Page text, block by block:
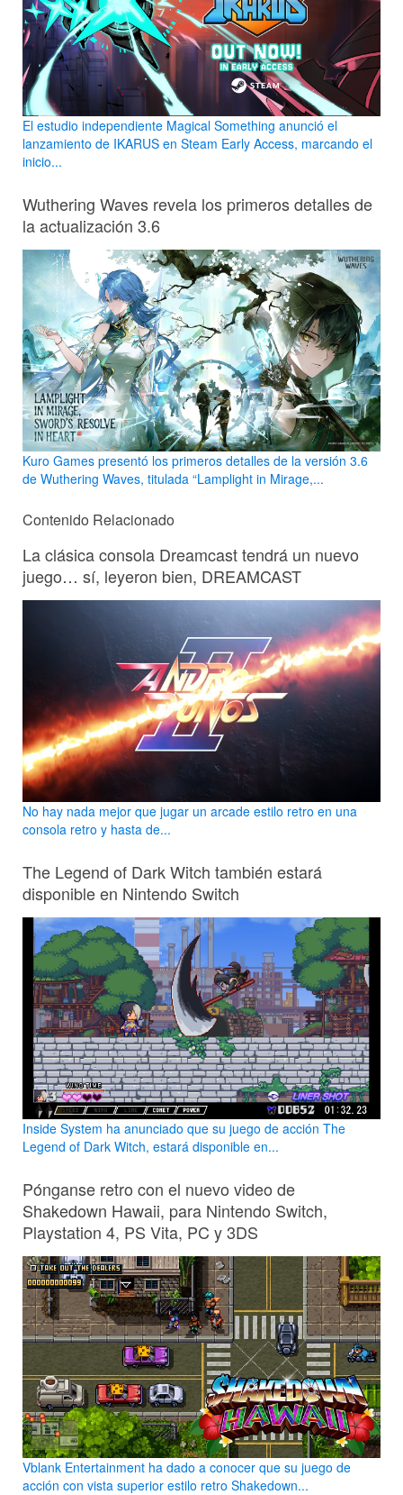
El estudio independiente Magical Something anunció el
lanzamiento de IKARUS en Steam Early Access, marcando el
inicio...
Wuthering Waves revela los primeros detalles de
la actualización 3.6
Kuro Games presentó los primeros detalles de la versión 3.6
de Wuthering Waves, titulada “Lamplight in Mirage,...
Contenido Relacionado
La clásica consola Dreamcast tendrá un nuevo
juego… sí, leyeron bien, DREAMCAST
No hay nada mejor que jugar un arcade estilo retro en una
consola retro y hasta de...
The Legend of Dark Witch también estará
disponible en Nintendo Switch
Inside System ha anunciado que su juego de acción The
Legend of Dark Witch, estará disponible en...
Pónganse retro con el nuevo video de
Shakedown Hawaii, para Nintendo Switch,
Playstation 4, PS Vita, PC y 3DS
Vblank Entertainment ha dado a conocer que su juego de
acción con vista superior estilo retro Shakedown...